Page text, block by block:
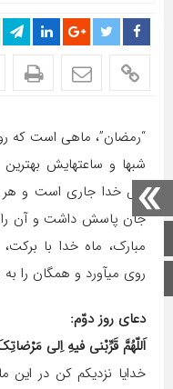
صفحه اصلی
اینستاگرام
“رمضان”، ماهی است که
شب‏ها و ساعت‏هایش
اش خدا جاری است و هر
جان پاسش داشت و آن را
مبارک، ماه خدا با
روی می‏آورد و همگان را به
دعای روز دوّم:
اَللّهُمَّ قَرِّبْنى فیهِ اِلى
خدایا نزدیکم کن در